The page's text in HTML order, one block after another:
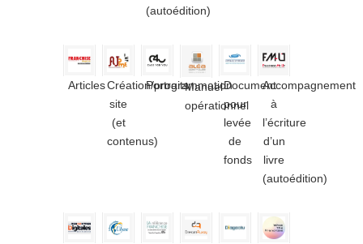
(autoédition)
ArticlesCréation/programmation
site
(et
contenus)
PortraitsManuel
opérationnel
Document
pour
levée
de
fonds
Accompagnement
à
l’écriture
d’un
livre
(autoédition)